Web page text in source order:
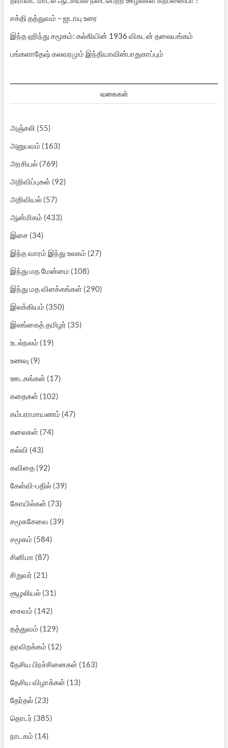
சக்தி தத்துவம் – ஜடாயு உரை
இந்த ஹிந்து சமூகம்: கல்கியின் 1936 விகடன் தலையங்கம்
பங்களாதேஷ் கலவரமும் இந்தியாவின்பாதுகாப்பும்
வகைகள்
அஞ்சலி (55)
அனுபவம் (163)
அரசியல்(769)
அறிவிப்புகள்(92)
அறிவியல்(57)
ஆன்மிகம் (433)
இசை(34)
இந்த வாரம் இந்து உலகம் (27)
இந்து மத மேன்மை (108)
இந்து மத விளக்கங்கள்(290)
இலக்கியம் (350)
இலங்கைத் தமிழர் (35)
உடல்நலம் (19)
உணவு (9)
ஊடகங்கள்(17)
கதைகள்(102)
கம்பராமாயணம் (47)
கலைகள்(74)
கல்வி (43)
கவிதை(92)
கேள்வி-பதில்(39)
கோயில்கள்(73)
சமூகசேவை (39)
சமூகம் (584)
சினிமா (87)
சிறுவர் (21)
சூழலியல்(31)
சைவம் (142)
தத்துவம் (129)
தரவிறக்கம் (12)
தேசிய பிரச்சினைகள்(163)
தேசிய விழாக்கள்(13)
தேர்தல்(23)
தொடர் (385)
நாடகம் (14)